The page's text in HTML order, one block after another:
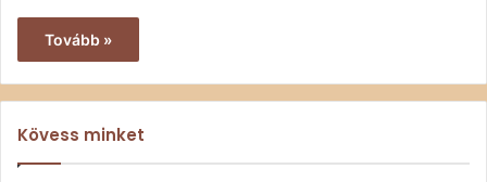
Tovább »
Kövess minket